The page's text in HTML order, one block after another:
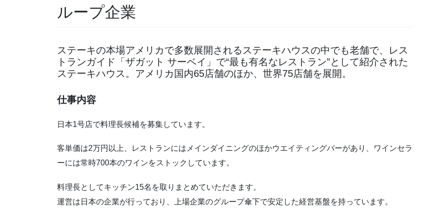
ループ企業
ステーキの本場アメリカで多数展開されるステーキハウスの中でも老舗で、レス
トランガイド「ザガット サーベイ」で“最も有名なレストラン”として紹介された
ステーキハウス。アメリカ国内65店舗のほか、世界75店舗を展開。
仕事内容
日本1号店で料理長候補を募集しています。
客単価は2万円以上、レストランにはメインダイニングのほかウエイティングバーがあり、ワインセラ
ーには常時700本のワインをストックしています。
料理長としてキッチン15名を取りまとめていただきます。
運営は日本の企業が行っており、上場企業のグループ傘下で安定した経営基盤を持っています。